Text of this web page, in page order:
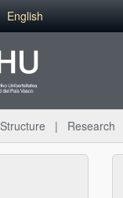
English
Structure Research